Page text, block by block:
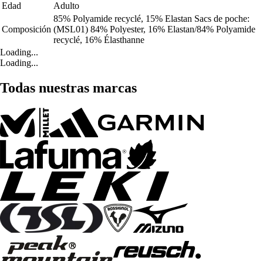
Edad
Adulto
Composición
85% Polyamide recyclé, 15% Elastan Sacs de poche:
(MSL01) 84% Polyester, 16% Elastan/84% Polyamide
recyclé, 16% Élasthanne
Loading...
Loading...
Todas nuestras marcas